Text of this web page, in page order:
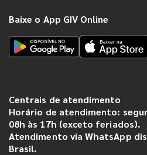
Baixe o App GIV Online
Centrais de atendimento
Horário de atendimento:
08h às 17h (exceto feriados).
Atendimento via WhatsApp
Brasil.